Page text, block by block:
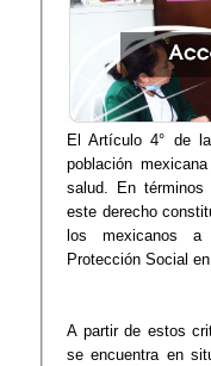
El Artículo 4° de
población
salud. En
este derecho
los mexicanos
Protección Social
A partir de estos
se encuentra en